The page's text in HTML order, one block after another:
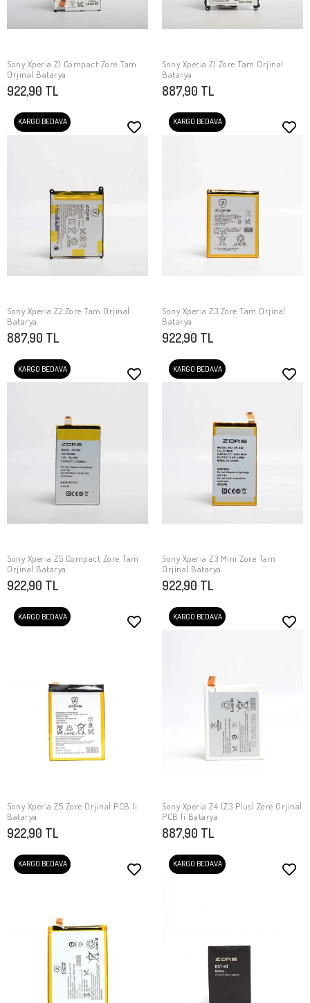
SEPETE EKLE
Sony Xperia Z1 Compact Zore Tam
Orjinal Batarya
922,90 TL
SEPETE EKLE
Sony Xperia Z1 Zore Tam Orjinal
Batarya
887,90 TL
KARGO BEDAVA
SEPETE EKLE
Sony Xperia Z2 Zore Tam Orjinal
Batarya
887,90 TL
KARGO BEDAVA
SEPETE EKLE
Sony Xperia Z3 Zore Tam Orjinal
Batarya
922,90 TL
KARGO BEDAVA
SEPETE EKLE
Sony Xperia Z5 Compact Zore Tam
Orjinal Batarya
922,90 TL
KARGO BEDAVA
SEPETE EKLE
Sony Xperia Z3 Mini Zore Tam
Orjinal Batarya
922,90 TL
KARGO BEDAVA
SEPETE EKLE
Sony Xperia Z5 Zore Orjinal PCB li
Batarya
922,90 TL
KARGO BEDAVA
SEPETE EKLE
Sony Xperia Z4 (Z3 Plus) Zore Orjinal
PCB li Batarya
887,90 TL
KARGO BEDAVA KARGO BEDAVA